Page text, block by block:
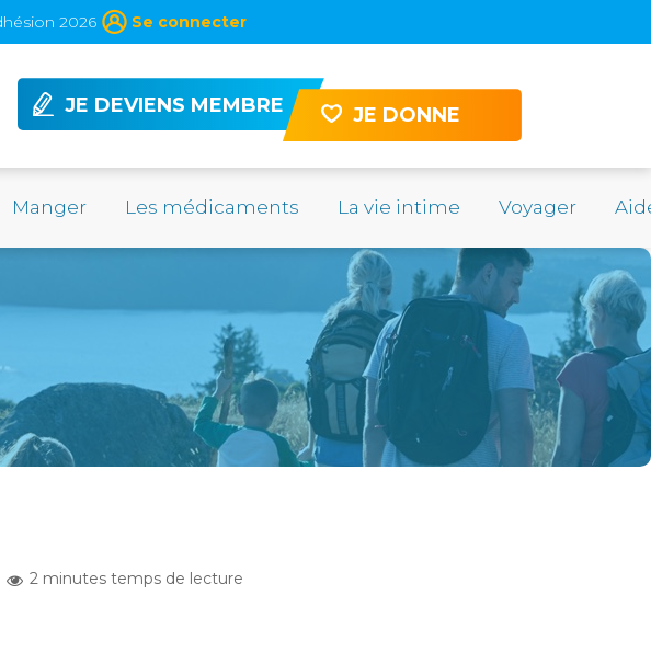
2026 Se connecter
JE DEVIENS MEMBRE JE DONNE
Manger Les médicaments La vie intime Voyager
2 minutes temps de lecture